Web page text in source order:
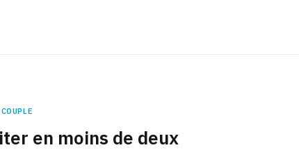
COUPLE
en moins de deux